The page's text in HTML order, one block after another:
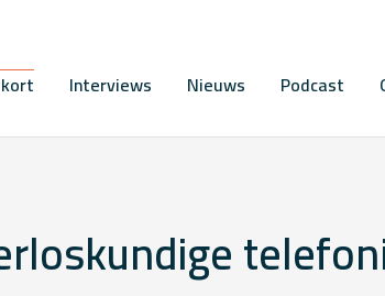
Interviews Nieuws Podcast